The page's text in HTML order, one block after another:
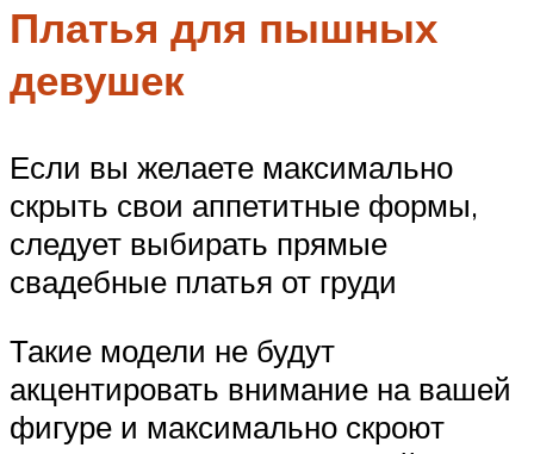
Платья для пышных
девушек
Если вы желаете максимально
скрыть свои аппетитные формы,
следует выбирать прямые
свадебные платья от груди
Такие модели не будут
акцентировать внимание на вашей
фигуре и максимально скроют